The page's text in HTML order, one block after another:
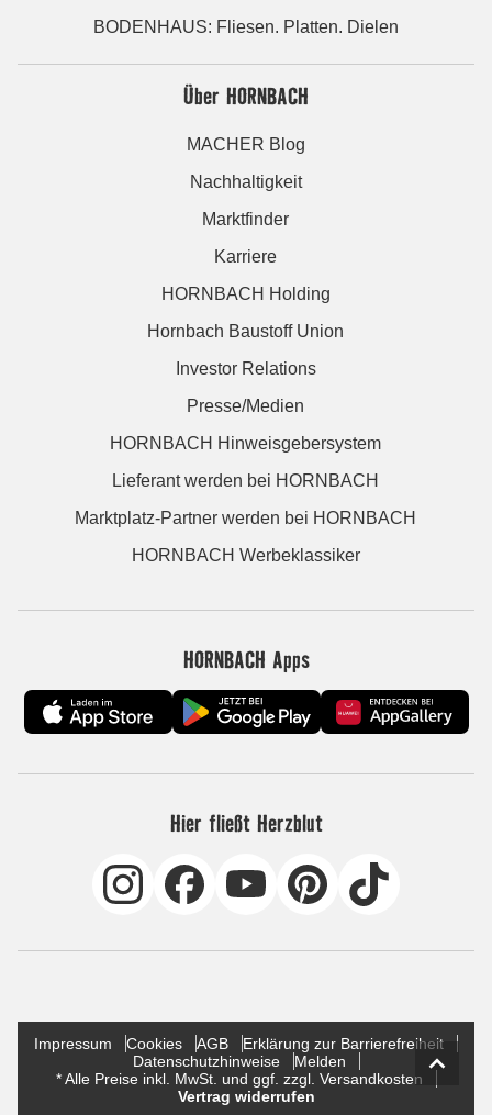
BODENHAUS: Fliesen. Platten. Dielen
Über HORNBACH
MACHER Blog
Nachhaltigkeit
Marktfinder
Karriere
HORNBACH Holding
Hornbach Baustoff Union
Investor Relations
Presse/Medien
HORNBACH Hinweisgebersystem
Lieferant werden bei HORNBACH
Marktplatz-Partner werden bei HORNBACH
HORNBACH Werbeklassiker
HORNBACH Apps
Hier fließt Herzblut
Impressum Cookies AGB
Erklärung zur Barrierefreiheit
Datenschutzhinweise
Melden
* Alle Preise inkl. MwSt. und ggf. zzgl. Versandkosten
Vertrag widerrufen